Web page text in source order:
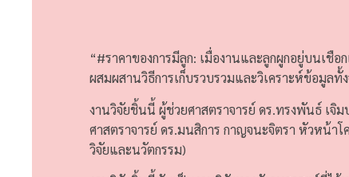
“#ราคาของการมีลูก: เมื่องานและลูกผูกอยู่บนเชื
ผสมผสานวิธีการเก็บรวบรวมและวิเคราะห์ข้อมูล
งานวิจัยชิ้นนี้ ผู้ช่วยศาสตราจารย์ ดร.ทรงพันธ์ เจิ
ศาสตราจารย์ ดร.มนสิการ กาญจนะจิตรา หัวหน้า
วิจัยและนวัตกรรม)